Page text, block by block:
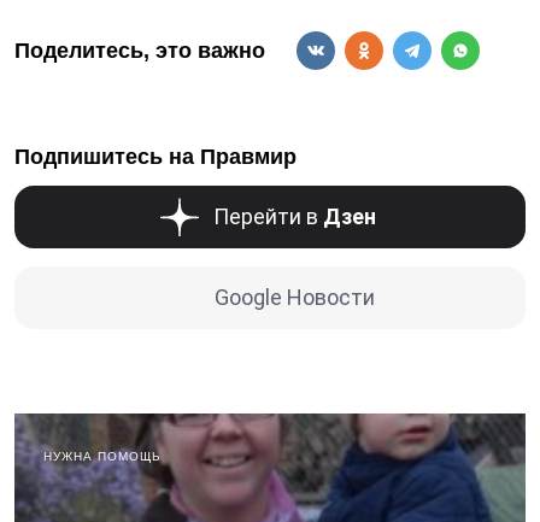
Поделитесь, это важно
Подпишитесь на Правмир
Перейти в Дзен
Google Новости
НУЖНА ПОМОЩЬ